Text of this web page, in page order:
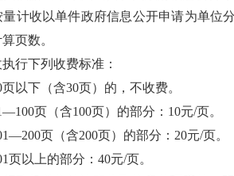
计收以单件政府信息公开申请为单位
页数。
行下列收费标准：
页以下（含30页）的，不收费。
页（含100页）的部分：10元/页。
页（含200页）的部分：20元/页。
页以上的部分：40元/页。